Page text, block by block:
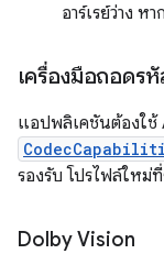
อาร์เรย์ว่าง ห
เครื่องมือถอดร
แอปพลิเคชันต้องใช้
รองรับ โปรไฟล์ใหม่
Dolby Vision